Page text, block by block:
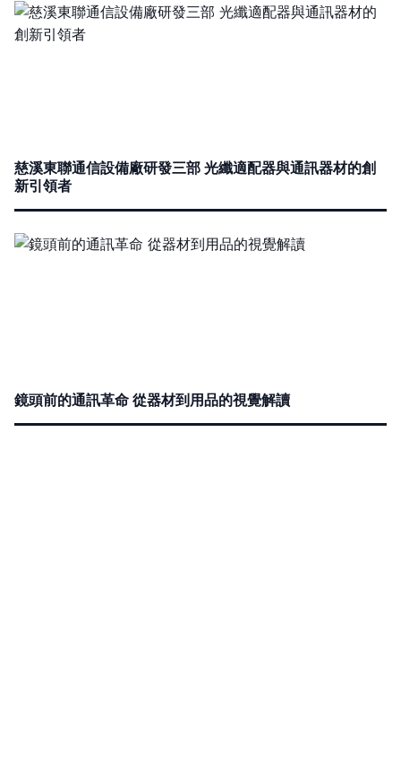
慈溪東聯通信設備廠研發三部 光纖適配器與通訊器材的創
新引領者
鏡頭前的通訊革命 從器材到用品的視覺解讀